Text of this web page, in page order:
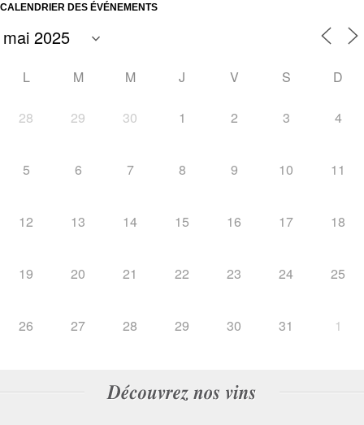
CALENDRIER DES ÉVÉNEMENTS
L M M J V S D
28 29 30 1 2 3 4
5 6 7 8 9 10 11
12 13 14 15 16 17 18
19 20 21 22 23 24 25
26 27 28 29 30 31 1